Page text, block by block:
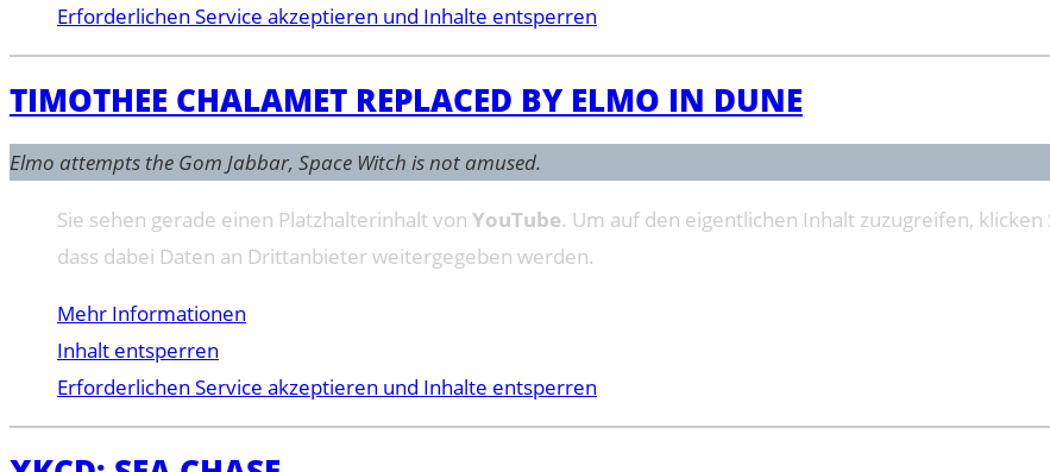
Erforderlichen Service akzeptieren und Inhalte entsperren
TIMOTHEE CHALAMET REPLACED BY ELMO IN DUNE
Elmo attempts the Gom Jabbar, Space Witch is not amused.
Sie sehen gerade einen Platzhalterinhalt von YouTube. Um auf den eigentlichen Inhalt zuzugreifen,
dass dabei Daten an Drittanbieter weitergegeben werden.
Mehr Informationen
Inhalt entsperren
Erforderlichen Service akzeptieren und Inhalte entsperren